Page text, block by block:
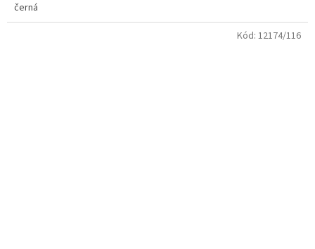
dospělé velikosti - od S do XXL
černá
Kód: 12174/116